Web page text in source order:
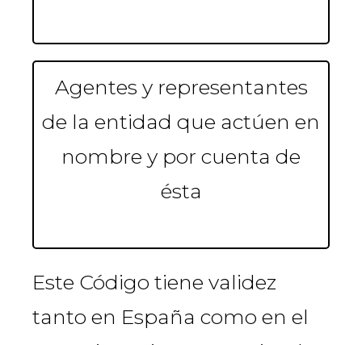
Agentes y representantes
de la entidad que actúen en
nombre y por cuenta de
ésta
Este Código tiene validez
tanto en España como en el